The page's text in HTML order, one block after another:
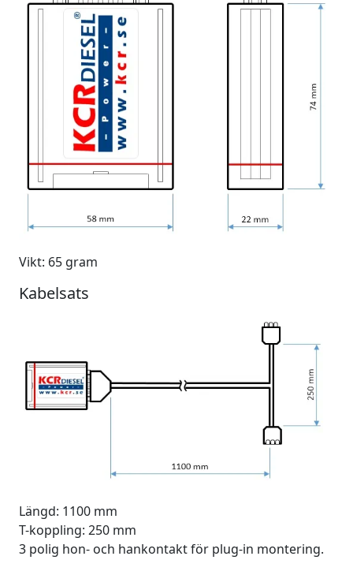
Vikt: 65 gram
Kabelsats
Längd: 1100 mm
T-koppling: 250 mm
3 polig hon- och hankontakt för plug-in montering.